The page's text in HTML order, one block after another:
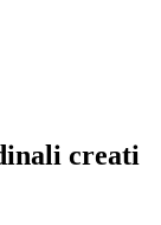
creati